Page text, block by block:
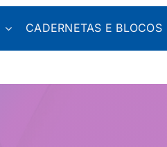
CADERNETAS E BLOCOS